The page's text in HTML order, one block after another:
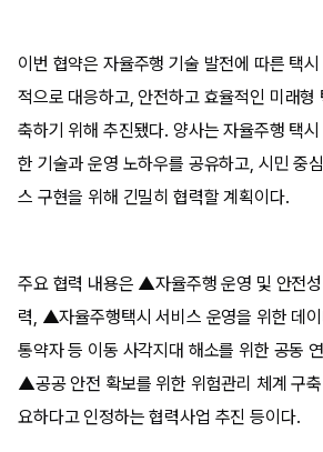
이번 협약은 자율주행 기술 발전에 따른 택
적으로 대응하고, 안전하고 효율적인 미래형
축하기 위해 추진됐다. 양사는 자율주행 택
한 기술과 운영 노하우를 공유하고, 시민 중
스 구현을 위해 긴밀히 협력할 계획이다.
주요 협력 내용은 ▲자율주행 운영 및 안전
력, ▲자율주행택시 서비스 운영을 위한 데
통약자 등 이동 사각지대 해소를 위한 공동
▲공공 안전 확보를 위한 위험관리 체계 구
요하다고 인정하는 협력사업 추진 등이다.